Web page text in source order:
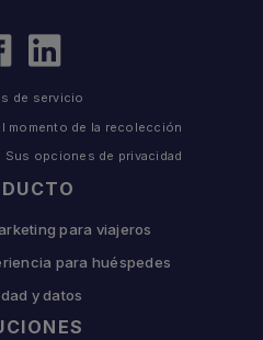
para viajeros
para huéspedes
y datos
de servicio
momento de la recolección
Sus opciones de privacidad